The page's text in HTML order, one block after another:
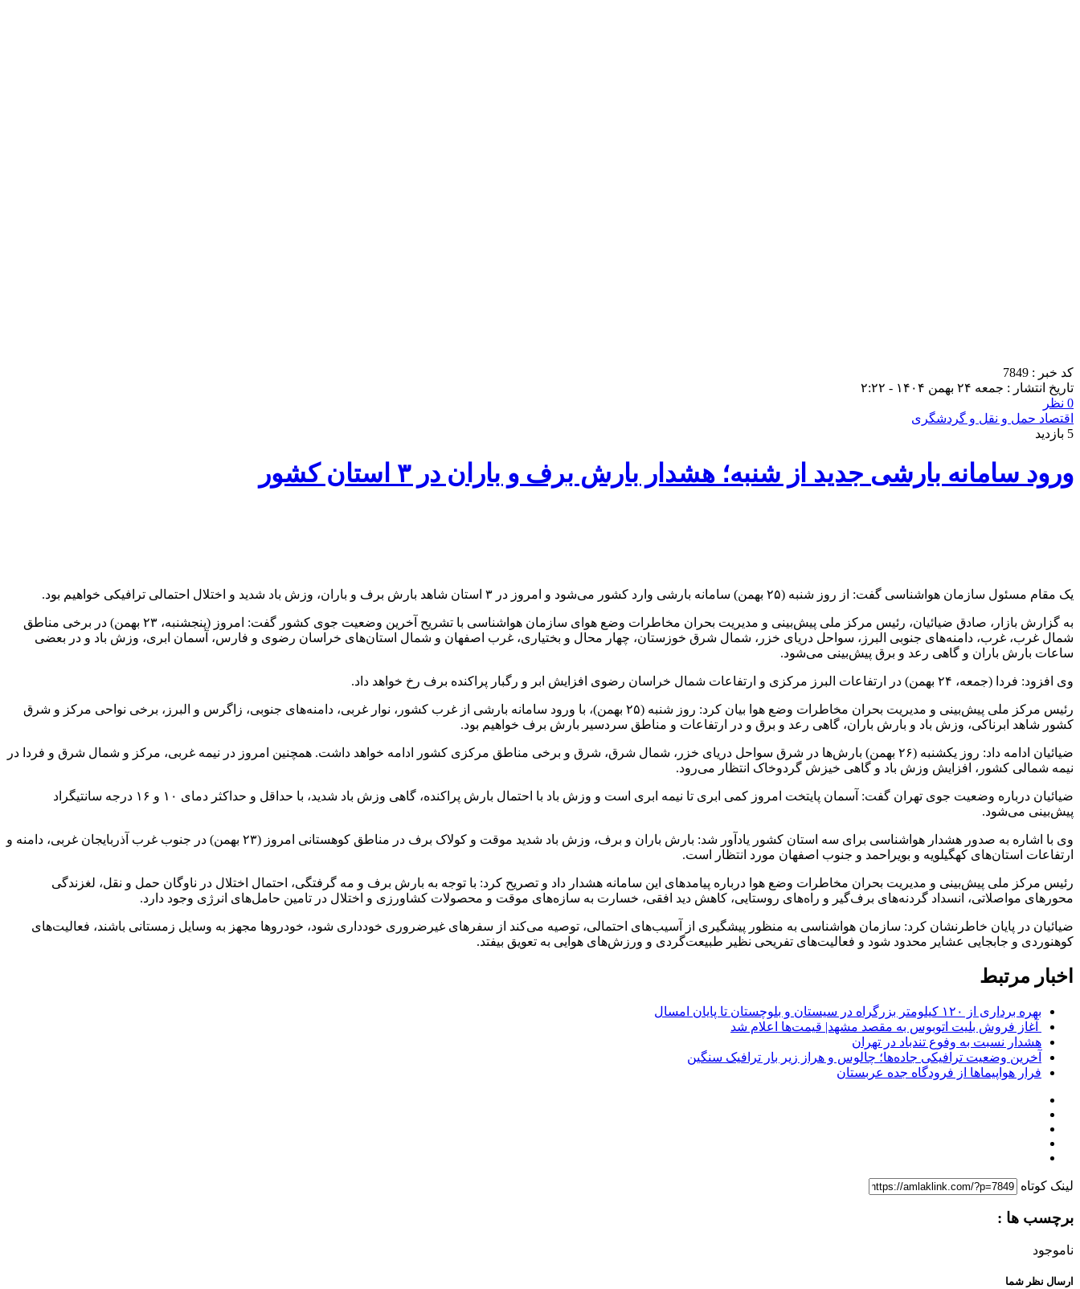
کد خبر : 7849
تاریخ انتشار : جمعه ۲۴ بهمن ۱۴۰۴ - ۲:۲۲
0 نظر
اقتصاد حمل و نقل و گردشگری
5 بازدید
ورود سامانه بارشی جدید از شنبه؛ هشدار بارش برف و باران در ۳ استان کشور
یک مقام مسئول سازمان هواشناسی گفت: از روز شنبه (۲۵ بهمن) سامانه بارشی وارد کشور می‌شود و امروز در ۳ استان شاهد بارش برف و باران، وزش باد شدید و اختلال احتمالی ترافیکی خواهیم بود.
به گزارش بازار، صادق ضیائیان، رئیس مرکز ملی پیش‌بینی و مدیریت بحران مخاطرات وضع هوای سازمان هواشناسی با تشریح آخرین وضعیت جوی کشور گفت: امروز (پنجشنبه، ۲۳ بهمن) در برخی مناطق
شمال غرب، غرب، دامنه‌های جنوبی البرز، سواحل دریای خزر، شمال شرق خوزستان، چهار محال و بختیاری، غرب اصفهان و شمال استان‌های خراسان رضوی و فارس، آسمان ابری، وزش باد و در بعضی
ساعات بارش باران و گاهی رعد و برق پیش‌بینی می‌شود.
وی افزود: فردا (جمعه، ۲۴ بهمن) در ارتفاعات البرز مرکزی و ارتفاعات شمال خراسان رضوی افزایش ابر و رگبار پراکنده برف رخ خواهد داد.
رئیس مرکز ملی پیش‌بینی و مدیریت بحران مخاطرات وضع هوا بیان کرد: روز شنبه (۲۵ بهمن)، با ورود سامانه بارشی از غرب کشور، نوار غربی، دامنه‌های جنوبی، زاگرس و البرز، برخی نواحی مرکز و شرق
کشور شاهد ابرناکی، وزش باد و بارش باران، گاهی رعد و برق و در ارتفاعات و مناطق سردسیر بارش برف خواهیم بود.
ضیائیان ادامه داد: روز یکشنبه (۲۶ بهمن) بارش‌ها در شرق سواحل دریای خزر، شمال شرق، شرق و برخی مناطق مرکزی کشور ادامه خواهد داشت. همچنین امروز در نیمه غربی، مرکز و شمال شرق و فردا در
نیمه شمالی کشور، افزایش وزش باد و گاهی خیزش گردوخاک انتظار می‌رود.
ضیائیان درباره وضعیت جوی تهران گفت: آسمان پایتخت امروز کمی ابری تا نیمه ابری است و وزش باد با احتمال بارش پراکنده، گاهی وزش باد شدید، با حداقل و حداکثر دمای ۱۰ و ۱۶ درجه سانتیگراد
پیش‌بینی می‌شود.
وی با اشاره به صدور هشدار هواشناسی برای سه استان کشور یادآور شد: بارش باران و برف، وزش باد شدید موقت و کولاک برف در مناطق کوهستانی امروز (۲۳ بهمن) در جنوب غرب آذربایجان غربی، دامنه و
ارتفاعات استان‌های کهگیلویه و بویراحمد و جنوب اصفهان مورد انتظار است.
رئیس مرکز ملی پیش‌بینی و مدیریت بحران مخاطرات وضع هوا درباره پیامدهای این سامانه هشدار داد و تصریح کرد: با توجه به بارش برف و مه گرفتگی، احتمال اختلال در ناوگان حمل و نقل، لغزندگی
محورهای مواصلاتی، انسداد گردنه‌های برف‌گیر و راه‌های روستایی، کاهش دید افقی، خسارت به سازه‌های موقت و محصولات کشاورزی و اختلال در تامین حامل‌های انرژی وجود دارد.
ضیائیان در پایان خاطرنشان کرد: سازمان هواشناسی به منظور پیشگیری از آسیب‌های احتمالی، توصیه می‌کند از سفرهای غیرضروری خودداری شود، خودروها مجهز به وسایل زمستانی باشند، فعالیت‌های
کوهنوردی و جابجایی عشایر محدود شود و فعالیت‌های تفریحی نظیر طبیعت‌گردی و ورزش‌های هوایی به تعویق بیفتد.
اخبار مرتبط
بهره برداری از ۱۲۰ کیلومتر بزرگراه در سیستان و بلوچستان تا پایان امسال
آغاز فروش بلیت اتوبوس به مقصد مشهد| قیمت‌ها اعلام شد
هشدار نسبت به وفوع تندباد در تهران
آخرین وضعیت ترافیکی جاده‌ها؛ چالوس و هراز زیر بار ترافیک سنگین
فرار هواپیماها از فرودگاه جده عربستان
لینک کوتاه
برچسب ها :
ناموجود
ارسال نظر شما